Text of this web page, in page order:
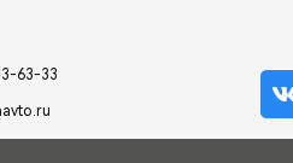
63-33